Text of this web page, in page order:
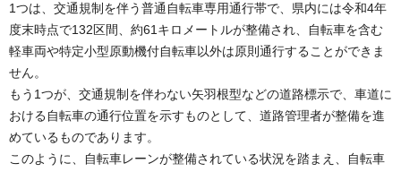
1つは、交通規制を伴う普通自転車専用通行帯で、県内には令和4年
度末時点で132区間、約61キロメートルが整備され、自転車を含む
軽車両や特定小型原動機付自転車以外は原則通行することができま
せん。
もう1つが、交通規制を伴わない矢羽根型などの道路標示で、車道に
おける自転車の通行位置を示すものとして、道路管理者が整備を進
めているものであります。
このように、自転車レーンが整備されている状況を踏まえ、自転車